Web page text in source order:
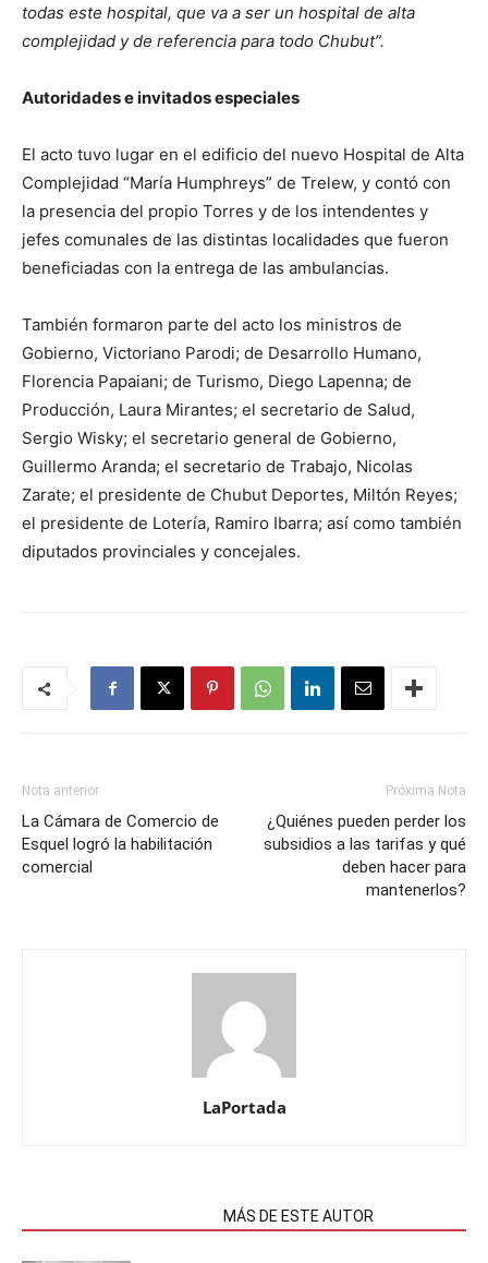
todas este hospital, que va a ser un hospital de alta
complejidad y de referencia para todo Chubut”.
Autoridades e invitados especiales
El acto tuvo lugar en el edificio del nuevo Hospital de Alta
Complejidad “María Humphreys” de Trelew, y contó con
la presencia del propio Torres y de los intendentes y
jefes comunales de las distintas localidades que fueron
beneficiadas con la entrega de las ambulancias.
También formaron parte del acto los ministros de
Gobierno, Victoriano Parodi; de Desarrollo Humano,
Florencia Papaiani; de Turismo, Diego Lapenna; de
Producción, Laura Mirantes; el secretario de Salud,
Sergio Wisky; el secretario general de Gobierno,
Guillermo Aranda; el secretario de Trabajo, Nicolas
Zarate; el presidente de Chubut Deportes, Miltón Reyes;
el presidente de Lotería, Ramiro Ibarra; así como también
diputados provinciales y concejales.
Nota anterior
La Cámara de Comercio de
Esquel logró la habilitación
comercial
Próxima Nota
¿Quiénes pueden perder los
subsidios a las tarifas y qué
deben hacer para
mantenerlos?
LaPortada
MÁS DE ESTE AUTOR